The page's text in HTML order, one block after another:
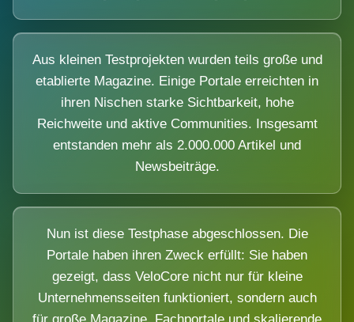
Aus kleinen Testprojekten wurden teils große und
etablierte Magazine. Einige Portale erreichten in
ihren Nischen starke Sichtbarkeit, hohe
Reichweite und aktive Communities. Insgesamt
entstanden mehr als 2.000.000 Artikel und
Newsbeiträge.
Nun ist diese Testphase abgeschlossen. Die
Portale haben ihren Zweck erfüllt: Sie haben
gezeigt, dass VeloCore nicht nur für kleine
Unternehmensseiten funktioniert, sondern auch